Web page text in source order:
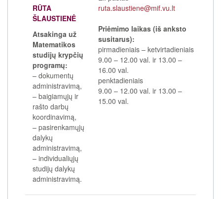
RŪTA
ŠLAUSTIENĖ
Atsakinga už
Matematikos
studijų krypčių
programų:
– dokumentų
administravimą,
– baigiamųjų ir
rašto darbų
koordinavimą,
– pasirenkamųjų
dalykų
administravimą,
– individualiųjų
studijų dalykų
administravimą.
ruta.slaustiene@mif.vu.lt
Priėmimo laikas (iš anksto
susitarus):
pirmadieniais – ketvirtadieniais
9.00 – 12.00 val. ir 13.00 –
16.00 val.
penktadieniais
9.00 – 12.00 val. ir 13.00 –
15.00 val.